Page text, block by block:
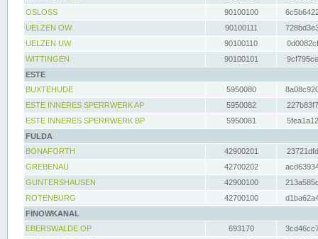
OSLOSS
90100100
UELZEN OW
90100111
UELZEN UW
90100110
WITTINGEN
90100101
ESTE
BUXTEHUDE
5950080
ESTE INNERES SPERRWERK AP
5950082
ESTE INNERES SPERRWERK BP
5950081
FULDA
BONAFORTH
42900201
GREBENAU
42700202
GUNTERSHAUSEN
42900100
ROTENBURG
42700100
FINOWKANAL
EBERSWALDE OP
693170